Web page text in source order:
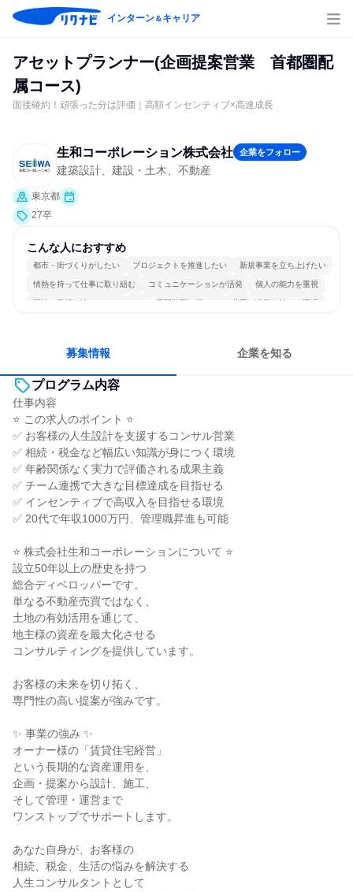
インターン＆キャリア
アセットプランナー(企画提案営業 首都圏配
属コース)
面接確約！頑張った分は評価｜高額インセンティブ×高速成長
生和コーポレーション株式会社 企業をフォロー
建築設計、建設・土木、不動産
東京都
27卒
こんな人におすすめ
都市・街づくりがしたい プロジェクトを推進したい 新規事業を立ち上げたい
情熱を持って仕事に取り組む コミュニケーションが活発 個人の能力を重視
明確な目標を追いかける 一つの専門分野を極める 若手が裁量を持てる環境
募集情報 企業を知る
プログラム内容
仕事内容
⭐ この求人のポイント ⭐
✅ お客様の人生設計を支援するコンサル営業
✅ 相続・税金など幅広い知識が身につく環境
✅ 年齢関係なく実力で評価される成果主義
✅ チーム連携で大きな目標達成を目指せる
✅ インセンティブで高収入を目指せる環境
✅ 20代で年収1000万円、管理職昇進も可能
⭐ 株式会社生和コーポレーションについて ⭐
設立50年以上の歴史を持つ
総合ディベロッパーです。
単なる不動産売買ではなく、
土地の有効活用を通じて、
地主様の資産を最大化させる
コンサルティングを提供しています。
お客様の未来を切り拓く、
専門性の高い提案が強みです。
✨ 事業の強み ✨
オーナー様の「賃貸住宅経営」
という長期的な資産運用を、
企画・提案から設計、施工、
そして管理・運営まで
ワンストップでサポートします。
あなた自身が、お客様の
相続、税金、生活の悩みを解決する
人生コンサルタントとして